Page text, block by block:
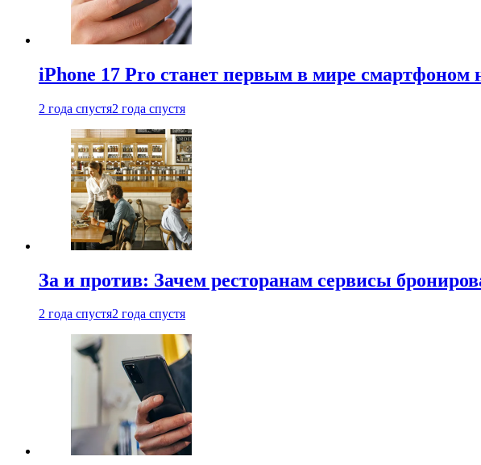
iPhone 17 Pro станет первым в мире смартфоном
2 года спустя2 года спустя
За и против: Зачем ресторанам сервисы
2 года спустя2 года спустя